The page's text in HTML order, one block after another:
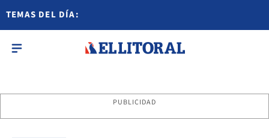
TEMAS DEL DÍA:
PUBLICIDAD